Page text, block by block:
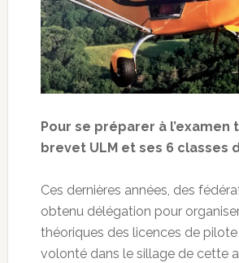
Pour se préparer à l’examen
brevet ULM et ses 6 classes
Ces dernières années, des
obtenu délégation pour
théoriques des licences de pilote
volonté dans le sillage de cette